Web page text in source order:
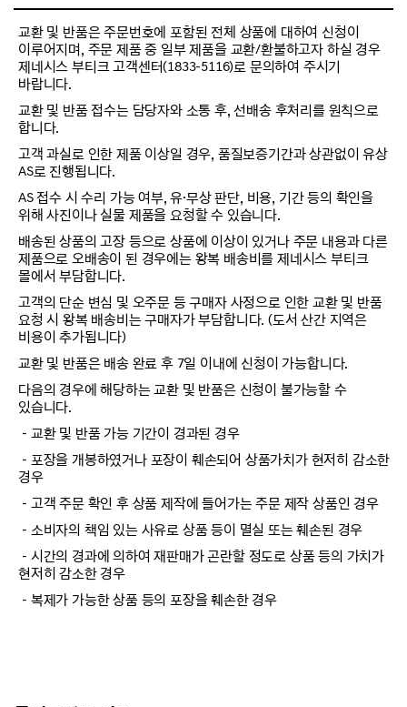
교환 및 반품은 주문번호에 포함된 전체 상품에 대하여 신청이
이루어지며, 주문 제품 중 일부 제품을 교환/환불하고자 하실 경우
제네시스 부티크 고객센터(1833-5116)로 문의하여 주시기
바랍니다.
교환 및 반품 접수는 담당자와 소통 후, 선배송 후처리를 원칙으로
합니다.
고객 과실로 인한 제품 이상일 경우, 품질보증기간과 상관없이 유상
AS로 진행됩니다.
AS 접수 시 수리 가능 여부, 유·무상 판단, 비용, 기간 등의 확인을
위해 사진이나 실물 제품을 요청할 수 있습니다.
배송된 상품의 고장 등으로 상품에 이상이 있거나 주문 내용과 다른
제품으로 오배송이 된 경우에는 왕복 배송비를 제네시스 부티크
몰에서 부담합니다.
고객의 단순 변심 및 오주문 등 구매자 사정으로 인한 교환 및 반품
요청 시 왕복 배송비는 구매자가 부담합니다. (도서 산간 지역은
비용이 추가됩니다)
교환 및 반품은 배송 완료 후 7일 이내에 신청이 가능합니다.
다음의 경우에 해당하는 교환 및 반품은 신청이 불가능할 수
있습니다.
－교환 및 반품 가능 기간이 경과된 경우
－포장을 개봉하였거나 포장이 훼손되어 상품가치가 현저히 감소한
경우
－고객 주문 확인 후 상품 제작에 들어가는 주문 제작 상품인 경우
－소비자의 책임 있는 사유로 상품 등이 멸실 또는 훼손된 경우
－시간의 경과에 의하여 재판매가 곤란할 정도로 상품 등의 가치가
현저히 감소한 경우
－복제가 가능한 상품 등의 포장을 훼손한 경우